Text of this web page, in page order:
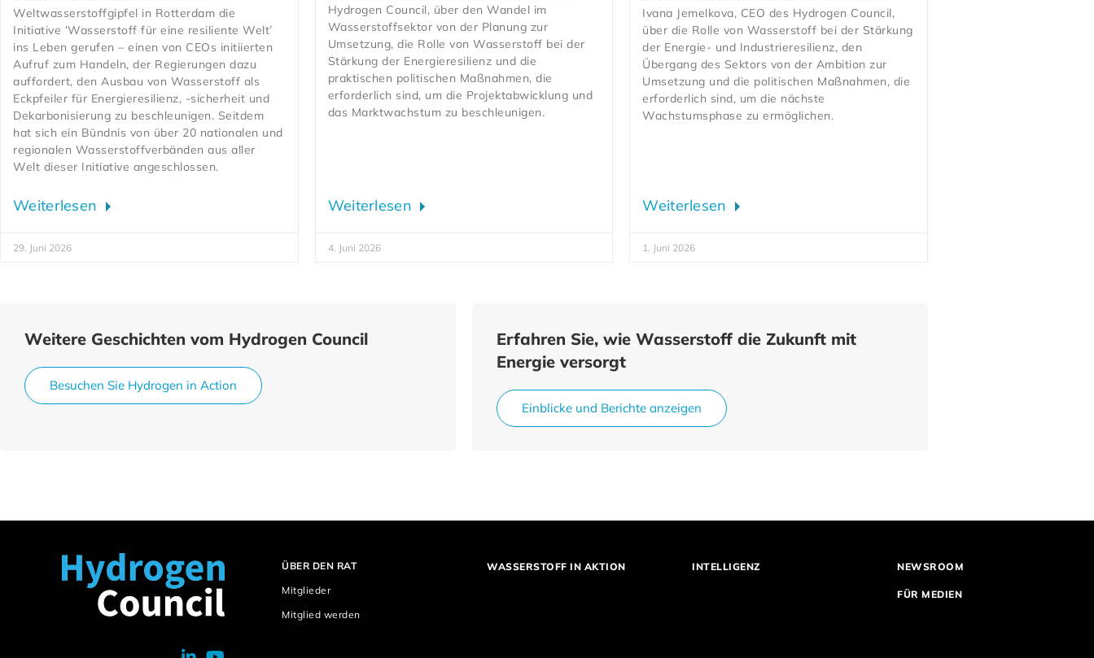
Weltwasserstoffgipfel in Rotterdam die
Initiative ‘Wasserstoff für eine resiliente Welt’
ins Leben gerufen – einen von CEOs initiierten
Aufruf zum Handeln, der Regierungen dazu
auffordert, den Ausbau von Wasserstoff als
Eckpfeiler für Energieresilienz, -sicherheit und
Dekarbonisierung zu beschleunigen. Seitdem
hat sich ein Bündnis von über 20 nationalen und
regionalen Wasserstoffverbänden aus aller
Welt dieser Initiative angeschlossen.
Weiterlesen
29. Juni 2026
Hydrogen Council, über den Wandel im
Wasserstoffsektor von der Planung zur
Umsetzung, die Rolle von Wasserstoff bei der
Stärkung der Energieresilienz und die
praktischen politischen Maßnahmen, die
erforderlich sind, um die Projektabwicklung und
das Marktwachstum zu beschleunigen.
Weiterlesen
4. Juni 2026
Ivana Jemelkova, CEO des Hydrogen Council,
über die Rolle von Wasserstoff bei der Stärkung
der Energie- und Industrieresilienz, den
Übergang des Sektors von der Ambition zur
Umsetzung und die politischen Maßnahmen, die
erforderlich sind, um die nächste
Wachstumsphase zu ermöglichen.
Weiterlesen
1. Juni 2026
Weitere Geschichten vom Hydrogen Council
Besuchen Sie Hydrogen in Action
Erfahren Sie, wie Wasserstoff die Zukunft mit
Energie versorgt
Einblicke und Berichte anzeigen
ÜBER DEN RAT
Mitglieder
Mitglied werden
WASSERSTOFF IN AKTION INTELLIGENZ NEWSROOM
FÜR MEDIEN